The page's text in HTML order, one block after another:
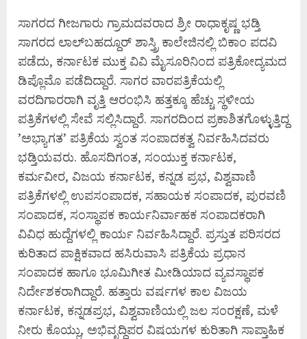
ಸಾಗರದ ಗೀಜಗಾರು ಗ್ರಾಮದವರಾದ ಶ್ರೀ ರಾಧಾಕೃಷ್ಣ ಭಡ್ತಿ
ಸಾಗರದ ಲಾಲ್‍ಬಹದ್ದೂರ್ ಶಾಸ್ತ್ರಿ ಕಾಲೇಜಿನಲ್ಲಿ ಬಿಕಾಂ ಪದವಿ
ಪಡೆದು, ಕರ್ನಾಟಕ ಮುಕ್ತ ವಿವಿ ಮೈಸೂರಿನಿಂದ ಪತ್ರಿಕೋದ್ಯಮದ
ಡಿಪ್ಲೊಮೊ ಪಡೆದಿದ್ದಾರೆ. ಸಾಗರ ವಾರಪತ್ರಿಕೆಯಲ್ಲಿ
ವರದಿಗಾರರಾಗಿ ವೃತ್ತಿ ಆರಂಭಿಸಿ ಹತ್ತಕ್ಕೂ ಹೆಚ್ಚು ಸ್ಥಳೀಯ
ಪತ್ರಿಕೆಗಳಲ್ಲಿ ಸೇವೆ ಸಲ್ಲಿಸಿದ್ದಾರೆ. ಸಾಗರದಿಂದ ಪ್ರಕಾಶಿತಗೊಳ್ಳುತ್ತಿದ್ದ
’ಅಭ್ಯಾಗತ’ ಪತ್ರಿಕೆಯ ಸ್ವಂತ ಸಂಪಾದಕತ್ವ ನಿರ್ವಹಿಸಿದವರು
ಭಡ್ತಿಯವರು. ಹೊಸದಿಗಂತ, ಸಂಯುಕ್ತ ಕರ್ನಾಟಕ,
ಕರ್ಮವೀರ, ವಿಜಯ ಕರ್ನಾಟಕ, ಕನ್ನಡ ಪ್ರಭ, ವಿಶ್ವವಾಣಿ
ಪತ್ರಿಕೆಗಳಲ್ಲಿ ಉಪಸಂಪಾದಕ, ಸಹಾಯಕ ಸಂಪಾದಕ, ಪುರವಣಿ
ಸಂಪಾದಕ, ಸಂಸ್ಥಾಪಕ ಕಾರ್ಯನಿರ್ವಾಹಕ ಸಂಪಾದಕರಾಗಿ
ವಿವಿಧ ಹುದ್ದೆಗಳಲ್ಲಿ ಕಾರ್ಯ ನಿರ್ವಹಿಸಿದ್ದಾರೆ. ಪ್ರಸ್ತುತ ಪರಿಸರದ
ಕುರಿತಾದ ಪಾಕ್ಷಿಕವಾದ ಹಸಿರುವಾಸಿ ಪತ್ರಿಕೆಯ ಪ್ರಧಾನ
ಸಂಪಾದಕ ಹಾಗೂ ಭೂಮಿಗೀತ ಮೀಡಿಯಾದ ವ್ಯವಸ್ಥಾಪಕ
ನಿರ್ದೇಶಕರಾಗಿದ್ದಾರೆ. ಹತ್ತಾರು ವರ್ಷಗಳ ಕಾಲ ವಿಜಯ
ಕರ್ನಾಟಕ, ಕನ್ನಡಪ್ರಭ, ವಿಶ್ವವಾಣಿಯಲ್ಲಿ ಜಲ ಸಂರಕ್ಷಣೆ, ಮಳೆ
ನೀರು ಕೊಯ್ಲು, ಅಭಿವೃದ್ಧಿಪರ ವಿಷಯಗಳ ಕುರಿತಾಗಿ ಸಾಪ್ತಾಹಿಕ